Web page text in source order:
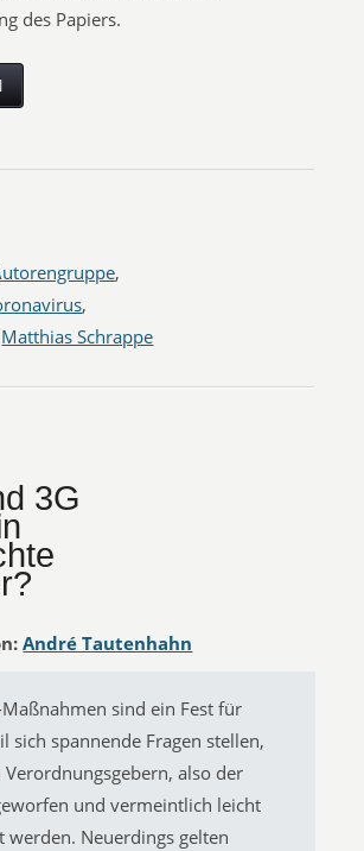
des Papiers.
,
,
Matthias Schrappe
3G
André Tautenhahn
sind ein Fest für
sich spannende Fragen stellen,
also der
und vermeintlich leicht
werden. Neuerdings gelten